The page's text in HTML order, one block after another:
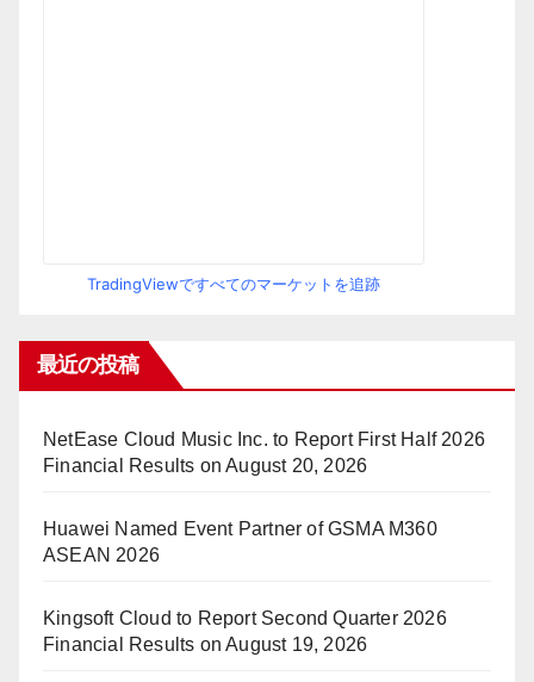
TradingViewですべてのマーケットを追跡
最近の投稿
NetEase Cloud Music Inc. to Report First Half 2026
Financial Results on August 20, 2026
Huawei Named Event Partner of GSMA M360
ASEAN 2026
Kingsoft Cloud to Report Second Quarter 2026
Financial Results on August 19, 2026